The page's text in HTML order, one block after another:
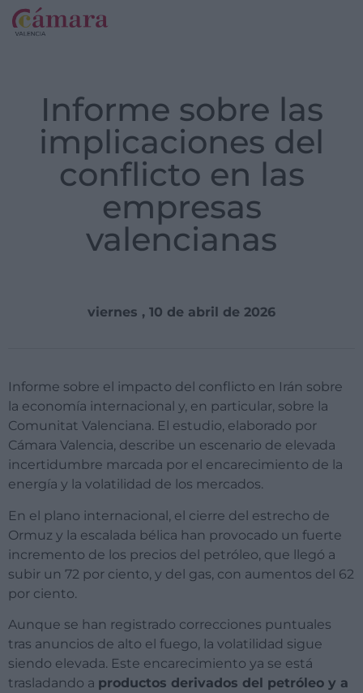
Informe sobre las
implicaciones del
conflicto en las
empresas
valencianas
viernes , 10 de abril de 2026
Informe sobre el impacto del conflicto en Irán sobre
la economía internacional y, en particular, sobre la
Comunitat Valenciana. El estudio, elaborado por
Cámara Valencia, describe un escenario de elevada
incertidumbre marcada por el encarecimiento de la
energía y la volatilidad de los mercados.
En el plano internacional, el cierre del estrecho de
Ormuz y la escalada bélica han provocado un fuerte
incremento de los precios del petróleo, que llegó a
subir un 72 por ciento, y del gas, con aumentos del 62
por ciento.
Aunque se han registrado correcciones puntuales
tras anuncios de alto el fuego, la volatilidad sigue
siendo elevada. Este encarecimiento ya se está
trasladando a productos derivados del petróleo y a